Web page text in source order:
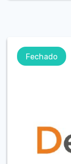
Fechado